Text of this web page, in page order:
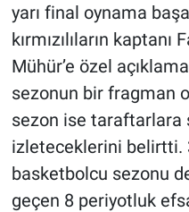
yarı final oynama
kırmızılıların
Mühür’e özel
sezonun bir fragman
sezon ise
izleteceklerini belirtti.
basketbolcu sezonu
geçen 8 periyotluk